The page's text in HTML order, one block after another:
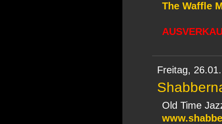
The Waffle
Freitag,
Old Time